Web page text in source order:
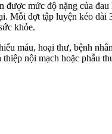
mức độ nặng của
Mỗi đợt tập luyện kéo
khỏe.
máu, hoại thư, bệnh
nội mạch hoặc